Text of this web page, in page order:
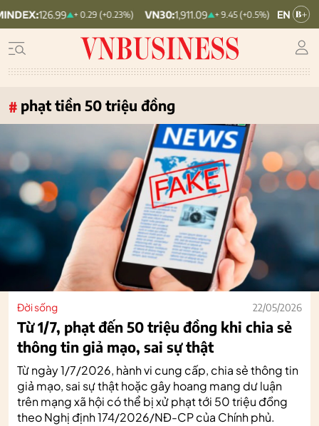
+ 0.29 (+0.23%) VN30:1,911.09 + 9.45 (+0.5%) VNINDEX:1,768.06
# phạt tiền 50 triệu đồng
Đời sống 22/05/2026
Từ 1/7, phạt đến 50 triệu đồng khi chia sẻ
thông tin giả mạo, sai sự thật
Từ ngày 1/7/2026, hành vi cung cấp, chia sẻ thông tin
giả mạo, sai sự thật hoặc gây hoang mang dư luận
trên mạng xã hội có thể bị xử phạt tới 50 triệu đồng
theo Nghị định 174/2026/NĐ-CP của Chính phủ.